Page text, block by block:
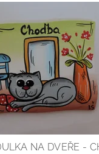
NA DVEŘE -